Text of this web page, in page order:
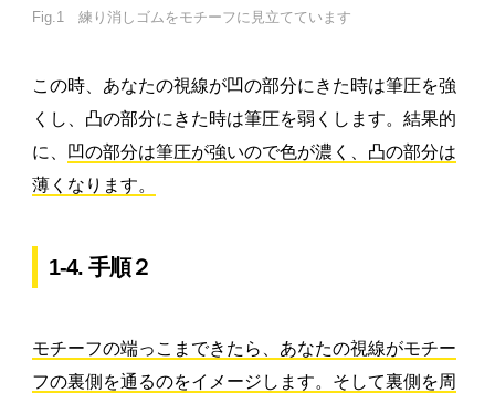
Fig.1 練り消しゴムをモチーフに見立てています
この時、あなたの視線が凹の部分にきた時は筆圧を強
くし、凸の部分にきた時は筆圧を弱くします。結果的
に、
凹の部分は筆圧が強いので色が濃く、凸の部分は
薄くなります。
1-4. 手順２
モチーフの端っこまできたら、あなたの視線がモチー
フの裏側を通るのをイメージします。そして裏側を周